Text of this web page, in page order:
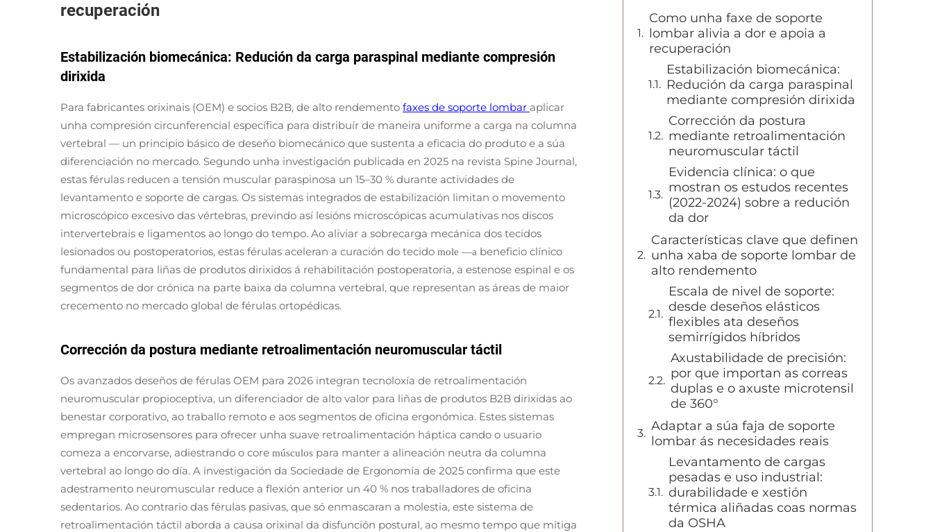
recuperación
Estabilización biomecánica: Redución da carga paraspinal mediante compresión
dirixida
Para fabricantes orixinais (OEM) e socios B2B, de alto rendemento faxes de soporte lombar aplicar
unha compresión circunferencial específica para distribuír de maneira uniforme a carga na columna
vertebral — un principio básico de deseño biomecánico que sustenta a eficacia do produto e a súa
diferenciación no mercado. Segundo unha investigación publicada en 2025 na revista Spine Journal,
estas férulas reducen a tensión muscular paraspinosa un 15–30 % durante actividades de
levantamento e soporte de cargas. Os sistemas integrados de estabilización limitan o movemento
microscópico excesivo das vértebras, previndo así lesións microscópicas acumulativas nos discos
intervertebrais e ligamentos ao longo do tempo. Ao aliviar a sobrecarga mecánica dos tecidos
lesionados ou postoperatorios, estas férulas aceleran a curación do tecido mole —a beneficio clínico
fundamental para liñas de produtos dirixidos á rehabilitación postoperatoria, a estenose espinal e os
segmentos de dor crónica na parte baixa da columna vertebral, que representan as áreas de maior
crecemento no mercado global de férulas ortopédicas.
Corrección da postura mediante retroalimentación neuromuscular táctil
Os avanzados deseños de férulas OEM para 2026 integran tecnoloxía de retroalimentación
neuromuscular propioceptiva, un diferenciador de alto valor para liñas de produtos B2B dirixidas ao
benestar corporativo, ao traballo remoto e aos segmentos de oficina ergonómica. Estes sistemas
empregan microsensores para ofrecer unha suave retroalimentación háptica cando o usuario
comeza a encorvarse, adiestrando o core músculos para manter a alineación neutra da columna
vertebral ao longo do día. A investigación da Sociedade de Ergonomía de 2025 confirma que este
adestramento neuromuscular reduce a flexión anterior un 40 % nos traballadores de oficina
sedentarios. Ao contrario das férulas pasivas, que só enmascaran a molestia, este sistema de
retroalimentación táctil aborda a causa orixinal da disfunción postural, ao mesmo tempo que mitiga
Como unha faxe de soporte
lombar alivia a dor e apoia a
recuperación
Estabilización biomecánica:
Redución da carga paraspinal
mediante compresión dirixida
Corrección da postura
mediante retroalimentación
neuromuscular táctil
Evidencia clínica: o que
mostran os estudos recentes
(2022-2024) sobre a redución
da dor
Características clave que definen
unha xaba de soporte lombar de
alto rendemento
Escala de nivel de soporte:
desde deseños elásticos
flexibles ata deseños
semirrígidos híbridos
Axustabilidade de precisión:
por que importan as correas
duplas e o axuste microtensil
de 360°
Adaptar a súa faja de soporte
lombar ás necesidades reais
Levantamento de cargas
pesadas e uso industrial:
durabilidade e xestión
térmica aliñadas coas normas
da OSHA